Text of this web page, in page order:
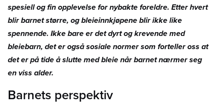
spesiell og fin opplevelse for nybakte foreldre. Etter hvert
blir barnet større, og bleieinnkjøpene blir ikke like
spennende. Ikke bare er det dyrt og krevende med
bleiebarn, det er også sosiale normer som forteller oss at
det er på tide å slutte med bleie når barnet nærmer seg
en viss alder.
Barnets perspektiv